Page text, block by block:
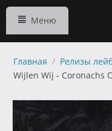
Меню
Главная / Релизы
Wijlen Wij - Coronachs